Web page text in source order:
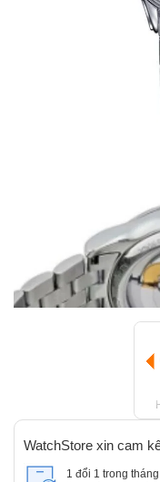
WatchStore xin cam
1 đổi 1 trong